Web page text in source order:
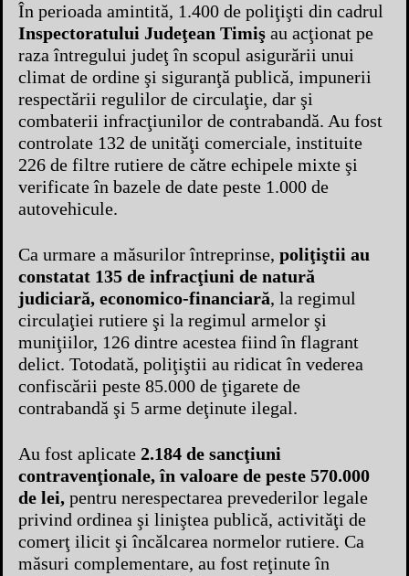
În perioada amintită, 1.400 de poliţişti din cadrul
Inspectoratului Judeţean Timiş au acţionat pe
raza întregului judeţ în scopul asigurării unui
climat de ordine şi siguranţă publică, impunerii
respectării regulilor de circulaţie, dar şi
combaterii infracţiunilor de contrabandă. Au fost
controlate 132 de unităţi comerciale, instituite
226 de filtre rutiere de către echipele mixte şi
verificate în bazele de date peste 1.000 de
autovehicule.
Ca urmare a măsurilor întreprinse, poliţiştii au
constatat 135 de infracţiuni de natură
judiciară, economico-financiară, la regimul
circulaţiei rutiere şi la regimul armelor şi
muniţiilor, 126 dintre acestea fiind în flagrant
delict. Totodată, poliţiştii au ridicat în vederea
confiscării peste 85.000 de ţigarete de
contrabandă şi 5 arme deţinute ilegal.
Au fost aplicate 2.184 de sancţiuni
contravenţionale, în valoare de peste 570.000
de lei, pentru nerespectarea prevederilor legale
privind ordinea şi liniştea publică, activităţi de
comerţ ilicit şi încălcarea normelor rutiere. Ca
măsuri complementare, au fost reţinute în